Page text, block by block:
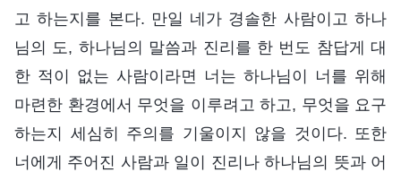
고 하는지를 본다. 만일 네가 경솔한 사람이고 하나
님의 도, 하나님의 말씀과 진리를 한 번도 참답게 대
한 적이 없는 사람이라면 너는 하나님이 너를 위해
마련한 환경에서 무엇을 이루려고 하고, 무엇을 요구
하는지 세심히 주의를 기울이지 않을 것이다. 또한
너에게 주어진 사람과 일이 진리나 하나님의 뜻과 어